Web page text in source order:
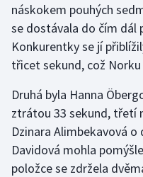
Moderní pětiboj
Motorsport
Parasport
Plavání
náskokem pouhých
se dostávala do čím dál
Konkurentky se jí
třicet sekund, což
Druhá byla Hanna
ztrátou 33 sekund, třetí
Dzinara Alimbekavová
Davidová mohla
položce se zdržela